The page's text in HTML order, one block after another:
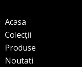
Acasa
Colecții
Produse
Noutati